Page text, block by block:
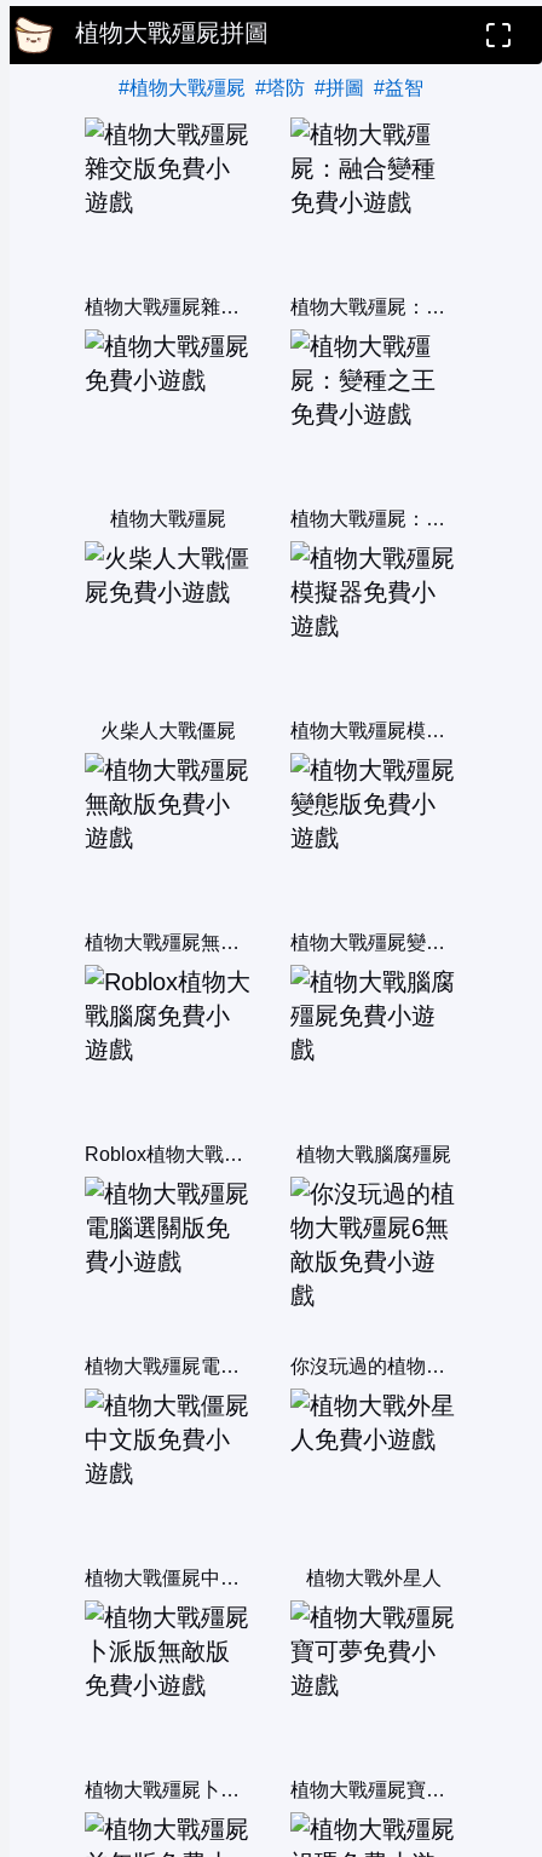
植物大戰殭屍拼圖
#植物大戰殭屍 #塔防 #拼圖 #益智
植物大戰殭屍雜交版 植物大戰殭屍：融合變種
植物大戰殭屍 植物大戰殭屍：變種之王
火柴人大戰僵屍 植物大戰殭屍模擬器
植物大戰殭屍無敵版 植物大戰殭屍變態版
Roblox植物大戰腦腐 植物大戰腦腐殭屍
植物大戰殭屍電腦選關版 你沒玩過的植物大戰殭屍6無敵版
植物大戰僵屍中文版 植物大戰外星人
植物大戰殭屍卜派版無敵版 植物大戰殭屍寶可夢